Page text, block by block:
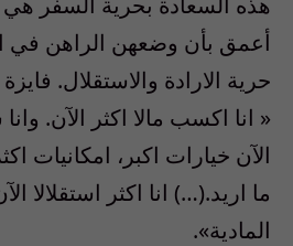
أعمق بأن وضعهن الراهن في
حرية الارادة والاستقلال.
« انا اكسب مالا اكثر الآن.
الآن خيارات اكبر، امكانيات
ما اريد.(…) انا اكثر استقلالا
المادية».